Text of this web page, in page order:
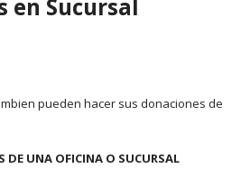
en Sucursal
pueden hacer sus donaciones de
DE UNA OFICINA O SUCURSAL